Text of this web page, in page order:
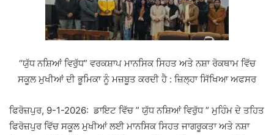
“ਯੁੱਧ ਨਸ਼ਿਆਂ ਵਿਰੁੱਧ” ਵਰਕਸ਼ਾਪ ਮਾਨਸਿਕ ਸਿਹਤ ਅਤੇ ਨਸ਼ਾ ਰੋਕਥਾਮ ਵਿੱਚ
ਸਕੂਲ ਮੁਖੀਆਂ ਦੀ ਭੂਮਿਕਾ ਨੂੰ ਮਜ਼ਬੂਤ ਕਰਦੀ ਹੈ : ਜ਼ਿਲ੍ਹਾ ਸਿੱਖਿਆ ਅਫਸਰ
ਫਿਰੋਜ਼ਪੁਰ, 9-1-2026: ਡਾਇਟ ਵਿੱਚ ” ਯੁੱਧ ਨਸ਼ਿਆਂ ਵਿਰੁੱਧ ” ਮੁਹਿੰਮ ਦੇ ਤਹਿਤ
ਫਿਰੋਜ਼ਪੁਰ ਵਿੱਚ ਸਕੂਲ ਮੁਖੀਆਂ ਲਈ ਮਾਨਸਿਕ ਸਿਹਤ ਜਾਗਰੂਕਤਾ ਅਤੇ ਨਸ਼ਾ